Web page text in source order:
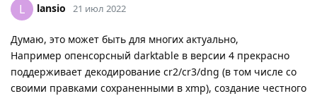
L lansio 21 июл 2022
Думаю, это может быть для многих актуально,
Например опенсорсный darktable в версии 4 прекрасно
поддерживает декодирование cr2/cr3/dng (в том числе со
своими правками сохраненными в xmp), создание честного